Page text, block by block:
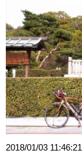
2018/01/03 11:46:21